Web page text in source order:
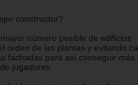
constructor?
número posible de edificios
orden de las plantas y evitando
fachadas para así conseguir más
jugadores.